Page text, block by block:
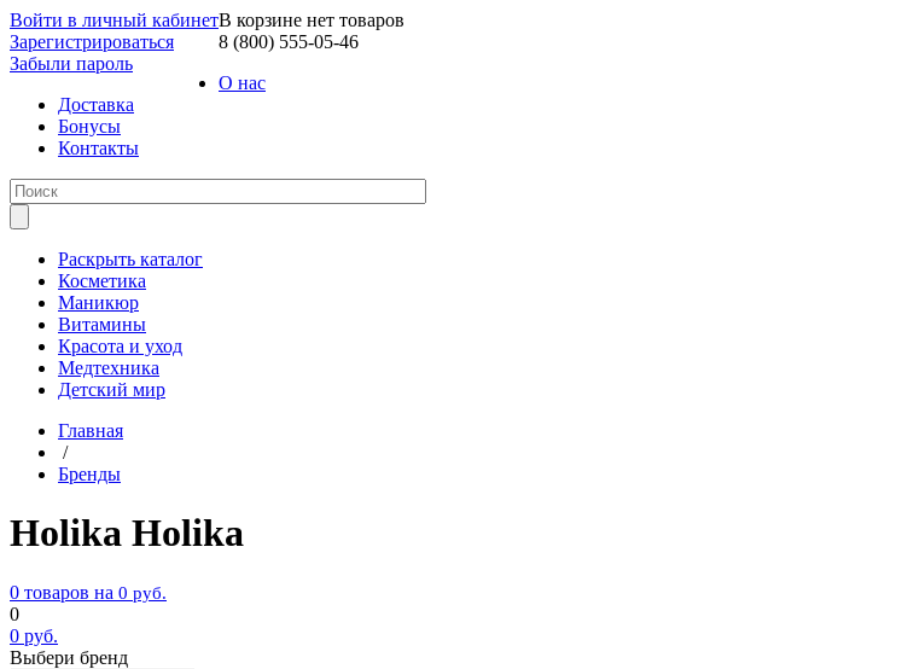
Войти в личный кабинет
Зарегистрироваться
Забыли пароль
В корзине нет товаров
8 (800) 555-05-46
О нас
Доставка
Бонусы
Контакты
Раскрыть каталог
Косметика
Маникюр
Витамины
Красота и уход
Медтехника
Детский мир
Главная
/
Бренды
Holika Holika
0 товаров на 0 руб.
0
0 руб.
Выбери бренд